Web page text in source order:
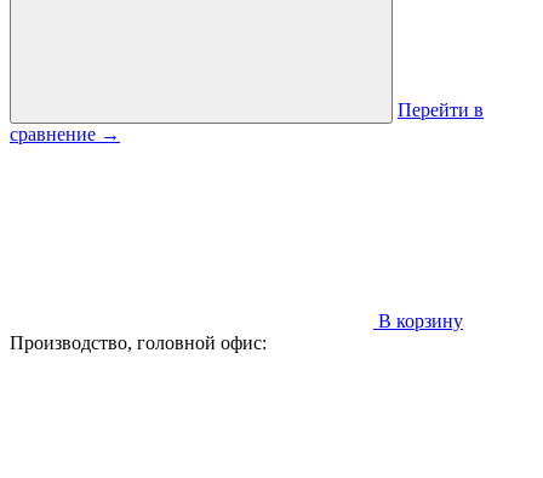
Перейти в
сравнение →
В корзину
Производство, головной офис: